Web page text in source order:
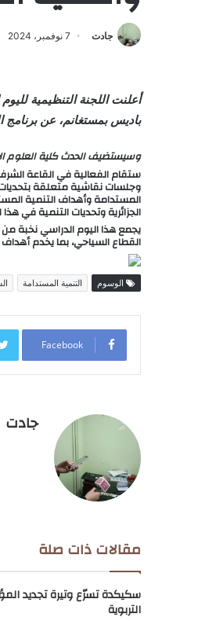
جادت 7 نوفمبر، 2024
أعلنت اللجنة التنظيمية
باديس بمستغانم، عن برنامج
وسيستضيف الحدث كلية العلوم
ستقام الفعالية في القاعة
وجلسات نقاشية متعلقة بتحديات
الجزائرية وتحديات التنمية في
يجمع هذا اليوم الدراسي نخبة
القطاع السياحي، بما يخدم
الوسوم التنمية المستدامة
Facebook
جادت
مقالات ذات صلة
سكيكدة تسرّع وتيرة تجديد
التربوية